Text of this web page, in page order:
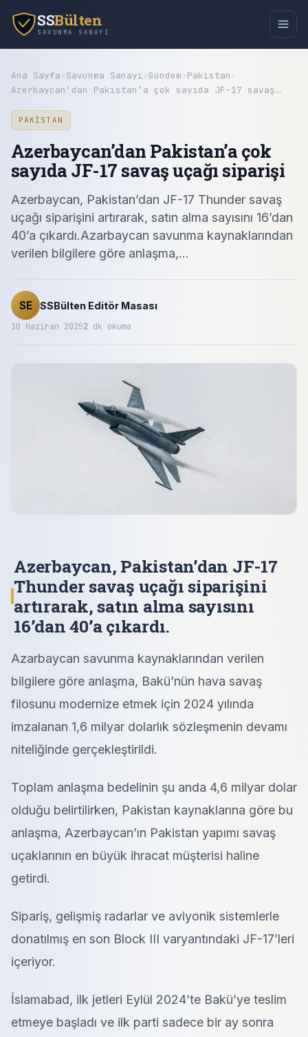
SSBülten
SAVUNMA SANAYI
Ana Sayfa› Savunma Sanayi› Gündem› Pakistan ›
Azerbaycan’dan Pakistan’a çok sayıda JF-17 savaş…
PAKISTAN
Azerbaycan’dan Pakistan’a çok
sayıda JF-17 savaş uçağı siparişi
Azerbaycan, Pakistan’dan JF-17 Thunder savaş
uçağı siparişini artırarak, satın alma sayısını 16’dan
40’a çıkardı.Azarbaycan savunma kaynaklarından
verilen bilgilere göre anlaşma,…
SE SSBülten Editör Masası
10 Haziran 20252 dk okuma
Azerbaycan, Pakistan’dan JF-17
Thunder savaş uçağı siparişini
artırarak, satın alma sayısını
16’dan 40’a çıkardı.
Azarbaycan savunma kaynaklarından verilen
bilgilere göre anlaşma, Bakü’nün hava savaş
filosunu modernize etmek için 2024 yılında
imzalanan 1,6 milyar dolarlık sözleşmenin devamı
niteliğinde gerçekleştirildi.
Toplam anlaşma bedelinin şu anda 4,6 milyar dolar
olduğu belirtilirken, Pakistan kaynaklarına göre bu
anlaşma, Azerbaycan’ın Pakistan yapımı savaş
uçaklarının en büyük ihracat müşterisi haline
getirdi.
Sipariş, gelişmiş radarlar ve aviyonik sistemlerle
donatılmış en son Block III varyantındaki JF-17’leri
içeriyor.
İslamabad, ilk jetleri Eylül 2024’te Bakü’ye teslim
etmeye başladı ve ilk parti sadece bir ay sonra